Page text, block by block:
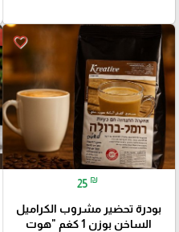
favorite_border
25 ₪
بودرة تحضير مشروب الكراميل
الساخن بوزن 1 كغم "هوت